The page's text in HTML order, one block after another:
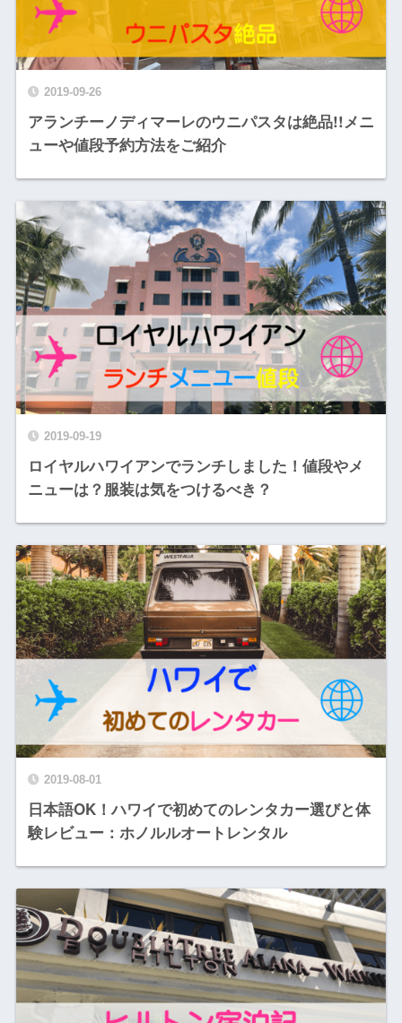
2019-09-26
アランチーノディマーレのウニパスタは絶品!!メニ
ューや値段予約方法をご紹介
2019-09-19
ロイヤルハワイアンでランチしました！値段やメ
ニューは？服装は気をつけるべき？
2019-08-01
日本語OK！ハワイで初めてのレンタカー選びと体
験レビュー：ホノルルオートレンタル